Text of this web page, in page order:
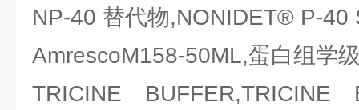
NP-40 替代物,NONIDET® P-40
AmrescoM158-50ML,蛋白组学
TRICINE